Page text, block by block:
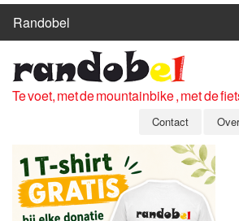
Randobel
ROUTES
CLUBS
OVER
LEDEN
ZICH AANMELDEN
Te voet, met de mountainbike , met de
Contact Over